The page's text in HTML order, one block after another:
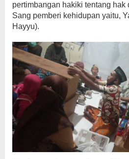
pertimbangan hakiki tentang
Sang pemberi kehidupan yaitu,
Hayyu).